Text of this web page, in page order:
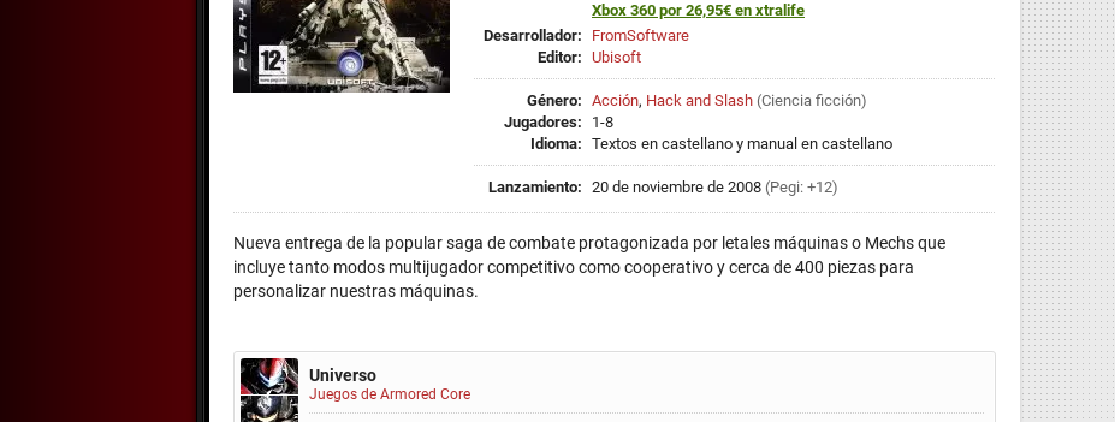
Xbox 360 por 26,95€ en xtralife
Desarrollador:
FromSoftware
Editor: Ubisoft
Género: Acción, Hack and Slash (Ciencia ficción)
Jugadores:
1-8
Idioma: Textos en castellano y manual en castellano
Lanzamiento: 20 de noviembre de 2008 (Pegi: +12)
Nueva entrega de la popular saga de combate protagonizada por letales máquinas o Mechs que
incluye tanto modos multijugador competitivo como cooperativo y cerca de 400 piezas para
personalizar nuestras máquinas.
Universo
Juegos de Armored Core